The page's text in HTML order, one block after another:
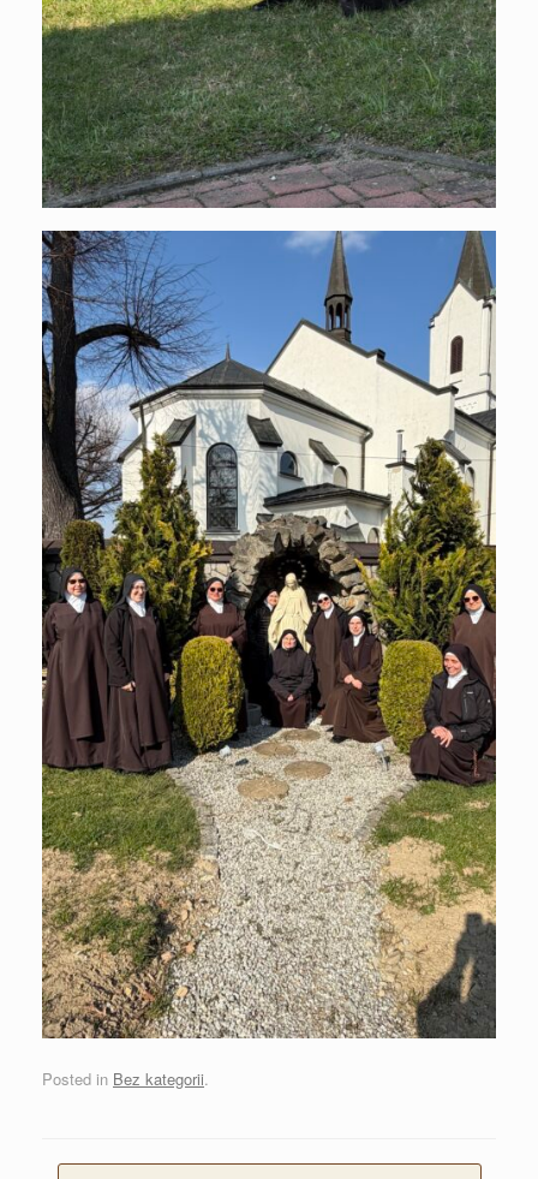
Posted in Bez kategorii.